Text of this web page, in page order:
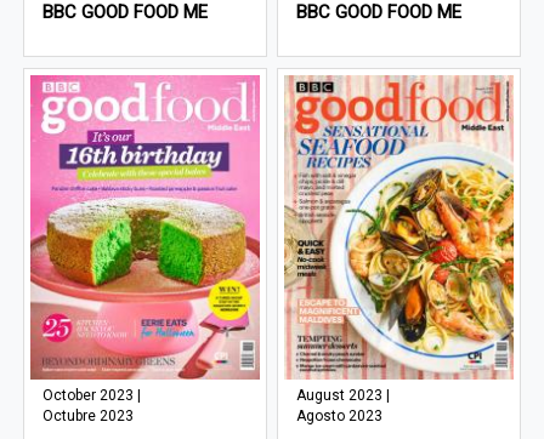
BBC GOOD FOOD ME BBC GOOD FOOD ME
October 2023 |
Octubre 2023
August 2023 |
Agosto 2023